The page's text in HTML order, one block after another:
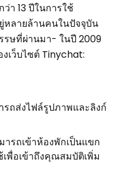
า 13 ปีในการใช้
ลายล้านคนในปัจจุบัน
รษที่ผ่านมา- ในปี 2009
เว็บไซต์ Tinychat:
ถส่งไฟล์รูปภาพและลิงก์
ารถเข้าห้องพักเป็นแขก
พื่อเข้าถึงคุณสมบัติเพิ่ม